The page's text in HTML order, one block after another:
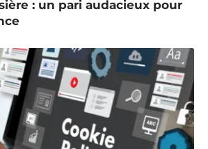
: un pari audacieux pour